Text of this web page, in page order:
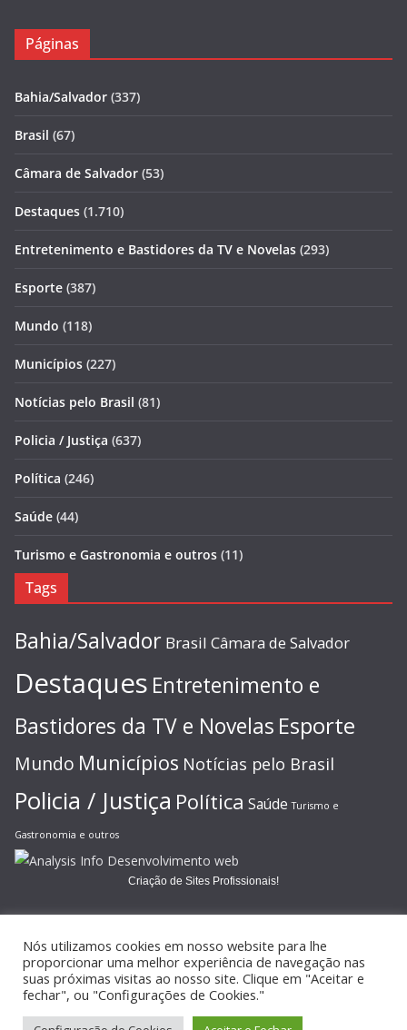
Páginas
Bahia/Salvador (337)
Brasil (67)
Câmara de Salvador (53)
Destaques (1.710)
Entretenimento e Bastidores da TV e Novelas (293)
Esporte (387)
Mundo (118)
Municípios (227)
Notícias pelo Brasil (81)
Policia / Justiça (637)
Política (246)
Saúde (44)
Turismo e Gastronomia e outros (11)
Tags
Bahia/Salvador Brasil Câmara de Salvador
Destaques Entretenimento e
Bastidores da TV e Novelas Esporte
Mundo Municípios Notícias pelo Brasil
Policia / Justiça Política Saúde Turismo e
Gastronomia e outros
Criação de Sites Profissionais!
Copyright © 2026JORNAL GAZETA ONLINE
reservados.
Nós utilizamos cookies em nosso website para lhe
proporcionar uma melhor experiência de navegação nas
suas próximas visitas ao nosso site. Clique em "Aceitar e
fechar", ou "Configurações de Cookies."